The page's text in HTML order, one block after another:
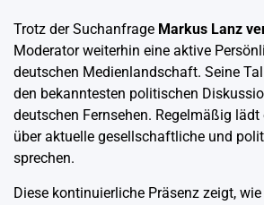
Trotz der Suchanfrage Markus Lanz
Moderator weiterhin eine aktive
deutschen Medienlandschaft. Seine
den bekanntesten politischen
deutschen Fernsehen. Regelmäßig lädt
über aktuelle gesellschaftliche und
sprechen.
Diese kontinuierliche Präsenz zeigt,